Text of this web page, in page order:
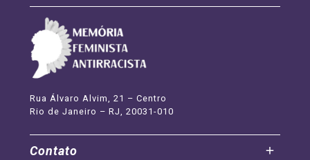
–
atualmente)
Rua Álvaro Alvim, 21 – Centro
Rio de Janeiro – RJ, 20031-010
Contato